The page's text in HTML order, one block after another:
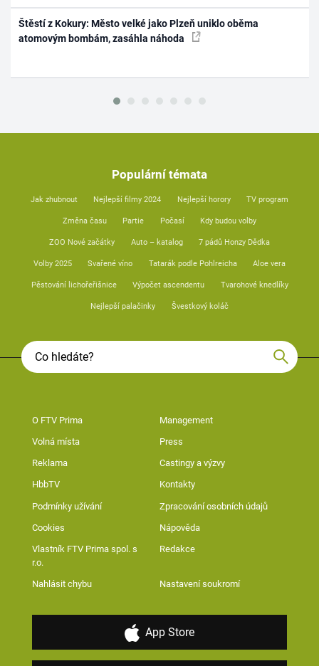
Štěstí z Kokury: Město velké jako Plzeň uniklo oběma
atomovým bombám, zasáhla náhoda
Populární témata
Jak zhubnout Nejlepší filmy 2024 Nejlepší horory TV program
Změna času Partie Počasí Kdy budou volby
ZOO Nové začátky Auto – katalog 7 pádů Honzy Dědka
Volby 2025 Svařené víno Tatarák podle Pohlreicha Aloe vera
Pěstování lichořeřišnice Výpočet ascendentu Tvarohové knedlíky
Nejlepší palačinky Švestkový koláč
O FTV Prima Management
Volná místa Press
Reklama Castingy a výzvy
HbbTV Kontakty
Podmínky užívání Zpracování osobních údajů
Cookies Nápověda
Vlastník FTV Prima spol. s
r.o.
Redakce
Nahlásit chybu Nastavení soukromí
App Store